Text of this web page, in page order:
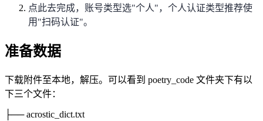
点此去完成，账号类型选"个人"，个人认证类型推荐使
用"扫码认证"。
准备数据
下载附件至本地，解压。可以看到 poetry_code 文件夹下有以
下三个文件：
├── acrostic_dict.txt